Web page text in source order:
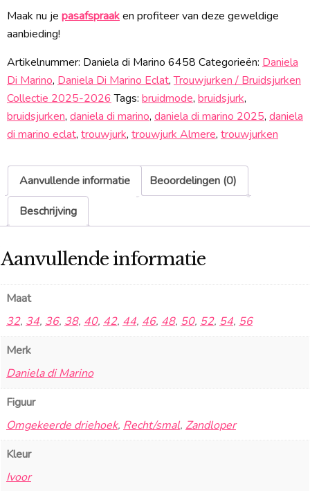
Maak nu je pasafspraaken profiteer van deze geweldige
aanbieding!
Artikelnummer: Daniela di Marino 6458 Categorieën: Daniela
Di Marino, Daniela Di Marino Eclat,Trouwjurken / Bruidsjurken
Collectie 2025-2026 Tags: bruidmode, bruidsjurk,
bruidsjurken, daniela di marino, daniela di marino 2025, daniela
di marino eclat, trouwjurk, trouwjurk Almere, trouwjurken
Aanvullende informatie
Beoordelingen (0)
Beschrijving
Aanvullende informatie
Maat
32, 34, 36, 38, 40, 42, 44, 46, 48, 50, 52, 54, 56
Merk
Daniela di Marino
Figuur
Omgekeerde driehoek, Recht/smal, Zandloper
Kleur
Ivoor